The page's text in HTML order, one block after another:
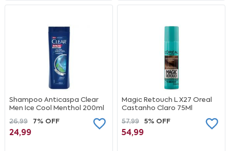
Shampoo Anticaspa Clear
Men Ice Cool Menthol 200ml
26,99
7% OFF
24,99
Magic Retouch L X27 Oreal
Castanho Claro 75Ml
57,99
5% OFF
54,99